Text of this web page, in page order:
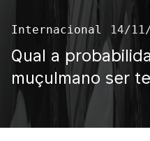
Internacional 14/
Qual a
muçulmano ser